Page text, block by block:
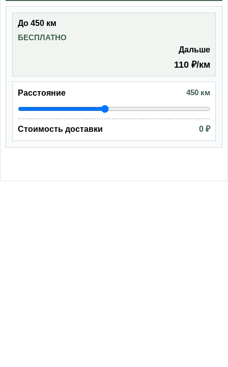
До 450 км
БЕСПЛАТНО
Дальше
110 ₽/км
Расстояние 450 км
Стоимость доставки 0 ₽